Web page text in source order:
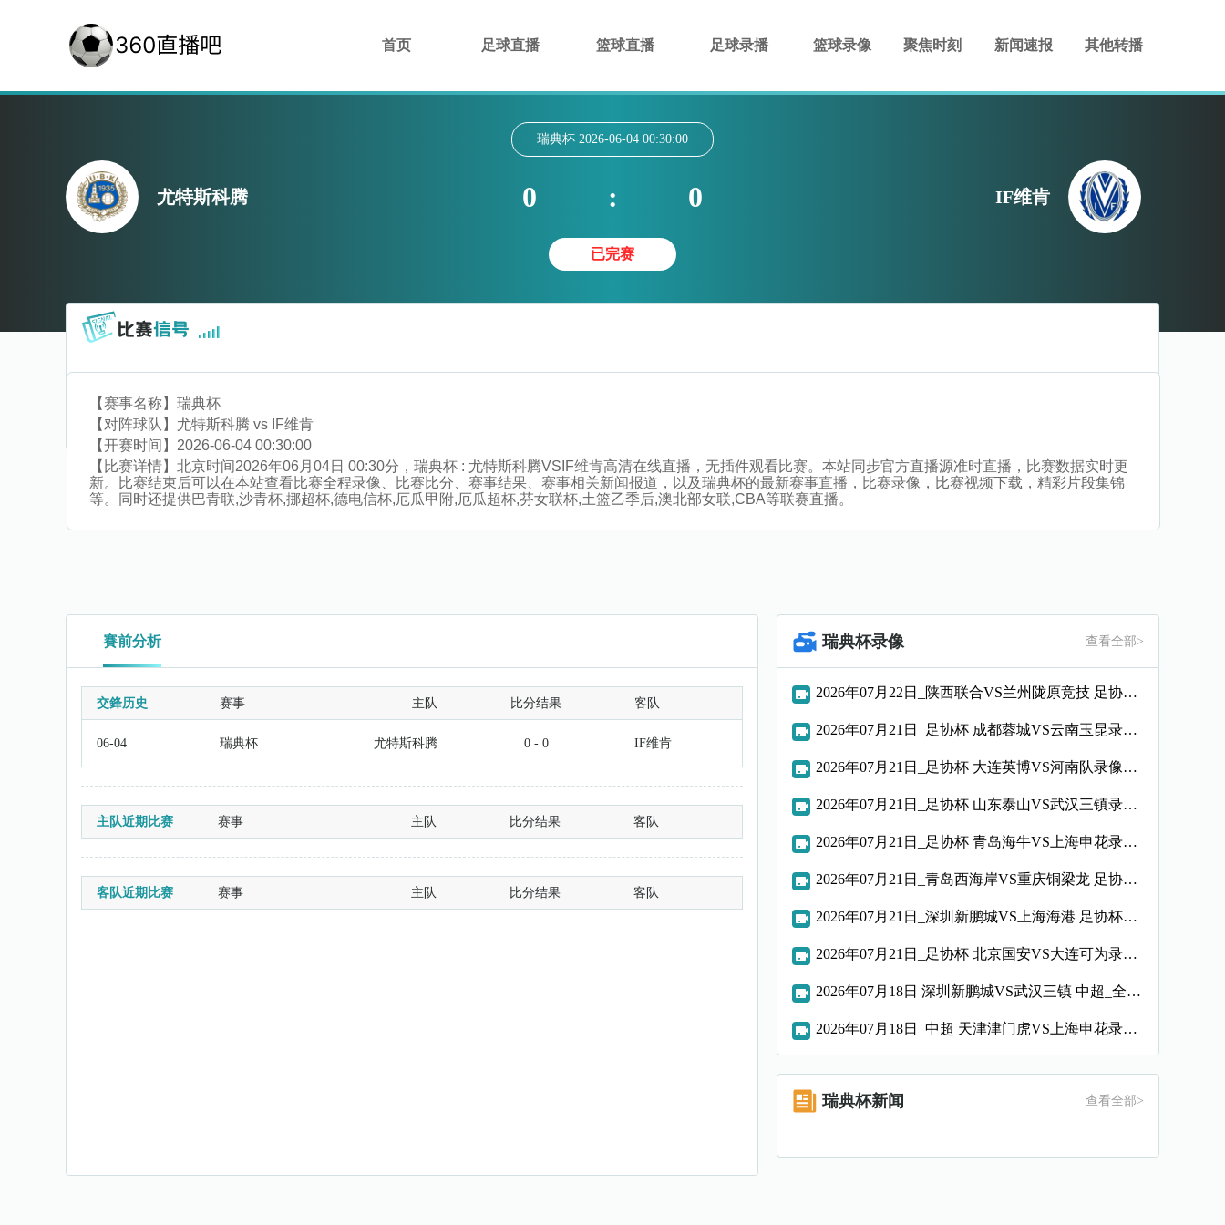
首页 足球直播 篮球直播 足球录播 篮球录像 聚焦时刻 新闻速报 其他转播
尤特斯科腾
瑞典杯 2026-06-04 00:30:00
0 : 0
已完赛
IF维肯
【赛事名称】 瑞典杯
【对阵球队】 尤特斯科腾 vs IF维肯
【开赛时间】 2026-06-04 00:30:00
【比赛详情】 北京时间2026年06月04日 00:30分，瑞典杯 : 尤特斯科腾VSIF维肯高清在线直播，无插件观看比赛。本站同步官方直播源准时直播，比赛数据实时更
新。比赛结束后可以在本站查看比赛全程录像、比赛比分、赛事结果、赛事相关新闻报道，以及瑞典杯的最新赛事直播，比赛录像，比赛视频下载，精彩片段集锦
等。同时还提供巴青联,沙青杯,挪超杯,德电信杯,厄瓜甲附,厄瓜超杯,芬女联杯,土篮乙季后,澳北部女联,CBA等联赛直播。
賽前分析
交鋒历史 赛事 主队 比分结果 客队
06-04 瑞典杯 尤特斯科腾 0 - 0 IF维肯
主队近期比赛 赛事 主队 比分结果 客队
客队近期比赛 赛事 主队 比分结果 客队
瑞典杯录像 查看全部>
2026年07月22日_陕西联合VS兰州陇原竞技 足协杯录像_全场录像【高清回放】
2026年07月21日_足协杯 成都蓉城VS云南玉昆录像_全场录像【高清回放】
2026年07月21日_足协杯 大连英博VS河南队录像_全场录像【全场回放】
2026年07月21日_足协杯 山东泰山VS武汉三镇录像_全场录像【全场回放】
2026年07月21日_足协杯 青岛海牛VS上海申花录像_全场录像【全场回放】
2026年07月21日_青岛西海岸VS重庆铜梁龙 足协杯录像_高清录像【全场回放】
2026年07月21日_深圳新鹏城VS上海海港 足协杯录像_全场录像【视频集锦】
2026年07月21日_足协杯 北京国安VS大连可为录像_全场录像【全场回放】
2026年07月18日 深圳新鹏城VS武汉三镇 中超_全场录像【视频集锦】
2026年07月18日_中超 天津津门虎VS上海申花录像_全场录像【高清回放】
瑞典杯新闻 查看全部>